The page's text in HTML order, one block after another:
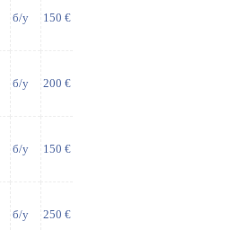
б/у 150 €
б/у 200 €
б/у 150 €
б/у 250 €